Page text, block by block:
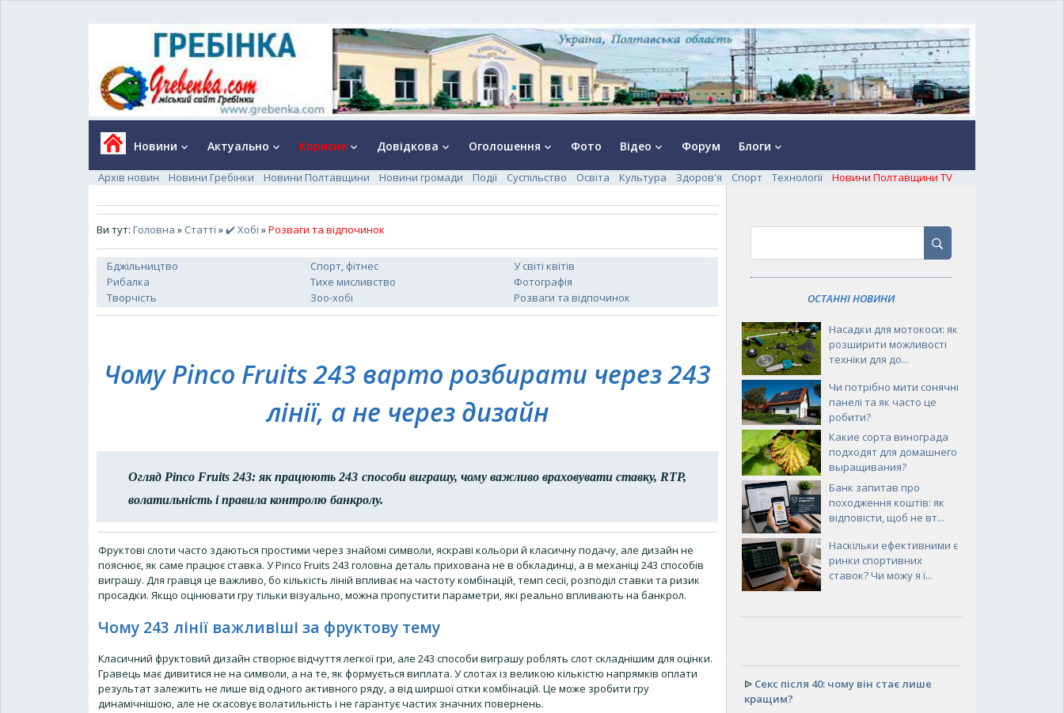
Новини keyboard_arrow_down Актуально keyboard_arrow_down Корисне keyboard_arrow_down Довідкова keyboard_arrow_down Оголошення keyboard_arrow_down Фото Відео keyboard_arrow_down Форум Блоги keyboard_arrow_down
Архів новин Новини Гребінки Новини Полтавщини Новини громади Події Суспільство Освіта Культура Здоров'я Спорт Технології Новини Полтавщини TV
Ви тут: Головна » Статті »✔️ Хобі »Розваги та відпочинок
Бджільництво Спорт, фітнес
У світі квітів
Рибалка
Тихе мисливство
Фотографія
Творчість
Зоо-хобі Розваги та відпочинок
Чому Pinco Fruits 243 варто розбирати через 243
лінії, а не через дизайн
Огляд Pinco Fruits 243: як працюють 243 способи виграшу, чому важливо враховувати ставку, RTP,
волатильність і правила контролю банкролу.
Фруктові слоти часто здаються простими через знайомі символи, яскраві кольори й класичну подачу, але дизайн не
пояснює, як саме працює ставка. У Pinco Fruits 243 головна деталь прихована не в обкладинці, а в механіці 243 способів
виграшу. Для гравця це важливо, бо кількість ліній впливає на частоту комбінацій, темп сесії, розподіл ставки та ризик
просадки. Якщо оцінювати гру тільки візуально, можна пропустити параметри, які реально впливають на банкрол.
Чому 243 лінії важливіші за фруктову тему
Класичний фруктовий дизайн створює відчуття легкої гри, але 243 способи виграшу роблять слот складнішим для оцінки.
Гравець має дивитися не на символи, а на те, як формується виплата. У слотах із великою кількістю напрямків оплати
результат залежить не лише від одного активного ряду, а від ширшої сітки комбінацій. Це може зробити гру
динамічнішою, але не скасовує волатильність і не гарантує частих значних повернень.
ОСТАННІ НОВИНИ
Насадки для мотокоси: як
розширити можливості
техніки для до...
Чи потрібно мити сонячні
панелі та як часто це
робити?
Какие сорта винограда
подходят для домашнего
выращивания?
Банк запитав про
походження коштів: як
відповісти, щоб не вт...
Наскільки ефективними є
ринки спортивних
ставок? Чи можу я ї...
ᐉ Секс після 40: чому він стає лише
кращим?